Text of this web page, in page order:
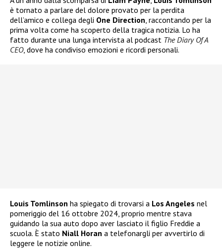
è tornato a parlare del dolore provato per la perdita
dell’amico e collega degli One Direction, raccontando per la
prima volta come ha scoperto della tragica notizia. Lo ha
fatto durante una lunga intervista al podcast The Diary Of A
CEO, dove ha condiviso emozioni e ricordi personali.
Louis Tomlinson ha spiegato di trovarsi a Los Angeles nel
pomeriggio del 16 ottobre 2024, proprio mentre stava
guidando la sua auto dopo aver lasciato il figlio Freddie a
scuola. È stato Niall Horan a telefonargli per avvertirlo di
leggere le notizie online.